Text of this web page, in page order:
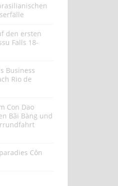
den ersten
Falls 18-
Business
Rio de
Con Dao
Bãi Bàng und
Côn